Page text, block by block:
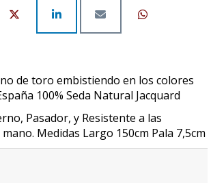
de toro embistiendo en los colores
100% Seda Natural Jacquard
Pasador, y Resistente a las
Medidas Largo 150cm Pala 7,5cm